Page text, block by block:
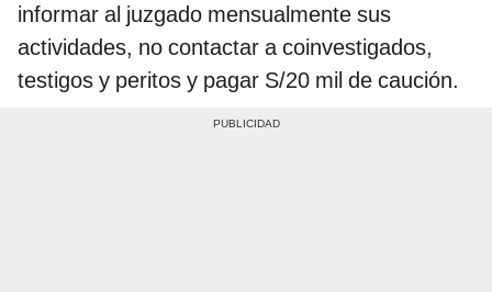
informar al juzgado mensualmente sus
actividades, no contactar a coinvestigados,
testigos y peritos y pagar S/20 mil de caución.